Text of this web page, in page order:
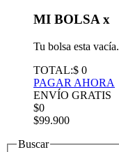
MI BOLSA x
Tu bolsa esta vacía.
TOTAL:$ 0
PAGAR AHORA
ENVÍO GRATIS
$0
$99.900
Buscar